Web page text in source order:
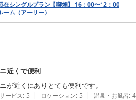
在シングルプラン【喫煙】 16：00〜12：00
ーム（アーリー）
近くで便利
が近くにありとても便利です。
ービス: 5 | ロケーション: 5 | 温泉・お風呂: 4